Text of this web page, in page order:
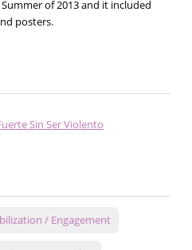
of 2013 and it included
posters.
Sin Ser Violento
/ Engagement